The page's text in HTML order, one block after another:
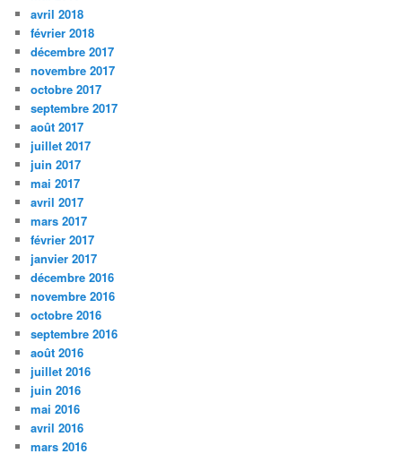
avril 2018
février 2018
décembre 2017
novembre 2017
octobre 2017
septembre 2017
août 2017
juillet 2017
juin 2017
mai 2017
avril 2017
mars 2017
février 2017
janvier 2017
décembre 2016
novembre 2016
octobre 2016
septembre 2016
août 2016
juillet 2016
juin 2016
mai 2016
avril 2016
mars 2016